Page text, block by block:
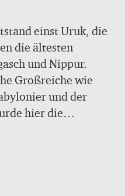
einst Uruk, die
die ältesten
und Nippur.
Großreiche wie
und der
hier die
Codex